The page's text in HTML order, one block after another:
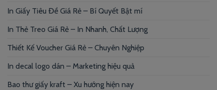
In Giấy Tiêu Đề Giá Rẻ – Bí Quyết Bật mí
In Thẻ Treo Giá Rẻ – In Nhanh, Chất Lượng
Thiết Kế Voucher Giá Rẻ – Chuyên Nghiệp
In decal logo dán – Marketing hiệu quả
Bao thư giấy kraft – Xu hướng hiện nay